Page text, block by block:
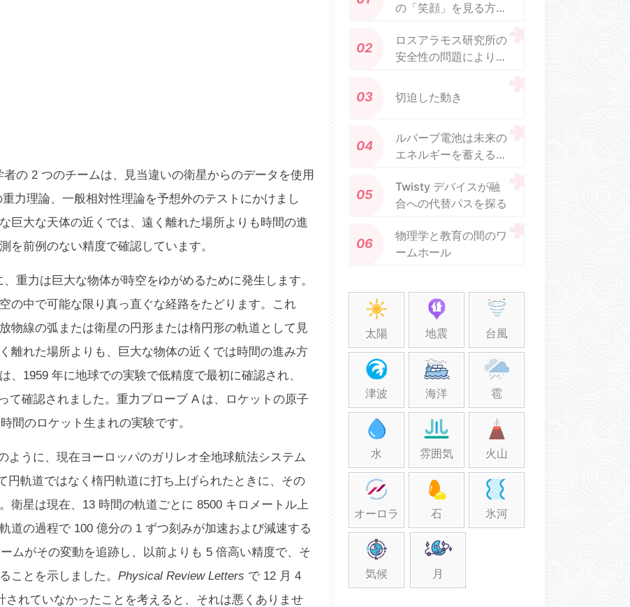
の 2 つのチームは、見当違いの衛星からのデータを使用
力理論、一般相対性理論を予想外のテストにかけまし
巨大な天体の近くでは、遠く離れた場所よりも時間の進
を前例のない精度で確認しています。
重力は巨大な物体が時空をゆがめるために発生します。
の中で可能な限り真っ直ぐな経路をたどります。これ
物線の弧または衛星の円形または楕円形の軌道として見
離れた場所よりも、巨大な物体の近くでは時間の進み方
、1959 年に地球での実験で低精度で最初に確認され、
て確認されました。重力プローブ A は、ロケットの原子
間のロケット生まれの実験です。
ように、現在ヨーロッパのガリレオ全地球航法システム
円軌道ではなく楕円軌道に打ち上げられたときに、その
衛星は現在、13 時間の軌道ごとに 8500 キロメートル上
道の過程で 100 億分の 1 ずつ刻みが加速および減速する
ムがその変動を追跡し、以前よりも 5 倍高い精度で、そ
ことを示しました。 Physical Review Letters で 12 月 4
されていなかったことを考えると、それは悪くありませ
の「笑顔」を見る方法
ロスアラモス研究所の
安全性の問題により、
と生産が遅れる
切迫した動き
ルバーブ電池は未来の
エネルギーを蓄えるこ
Twisty デバイスが融
合への代替パスを探る
物理学と教育の間のワ
ームホール
太陽 地震 台風
津波 海洋 雹
水 雰囲気 火山
オーロラ 石 氷河
気候 月